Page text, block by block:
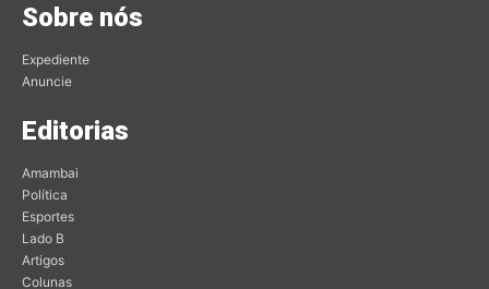
Sobre nós
Expediente
Anuncie
Editorias
Amambai
Política
Esportes
Lado B
Artigos
Colunas